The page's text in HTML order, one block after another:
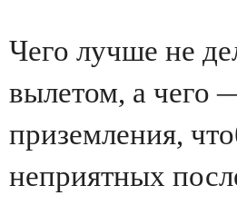
Чего лучше не
вылетом, а чего
приземления,
неприятных